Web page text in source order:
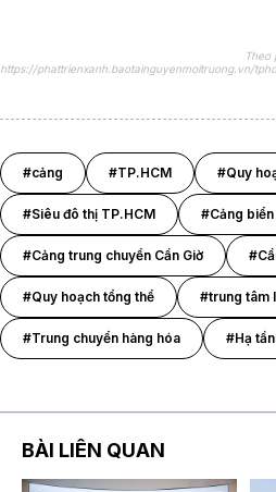
Theo
https://phattrienxanh.baotainguyenmoitruong.vn/
#cảng #TP.HCM #Quy
#Siêu đô thị TP.HCM #Cảng
#Cảng trung chuyển Cần Giờ
#Quy hoạch tổng thể #trung tâm
#Trung chuyển hàng hóa #Hạ
BÀI LIÊN QUAN